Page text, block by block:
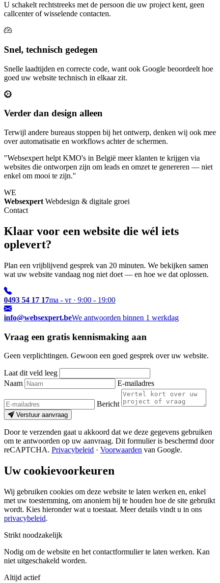
U schakelt rechtstreeks met de persoon die uw project kent, geen
callcenter of wisselende contacten.
Snel, technisch gedegen
Snelle laadtijden en correcte code, want ook Google beoordeelt hoe
goed uw website technisch in elkaar zit.
Verder dan design alleen
Terwijl andere bureaus stoppen bij het ontwerp, denken wij ook mee
over automatisatie en workflows achter de schermen.
"Websexpert helpt KMO's in België meer klanten te krijgen via
websites die ontworpen zijn om leads en omzet te genereren — niet
enkel om mooi te zijn."
WE
Websexpert Webdesign & digitale groei
Contact
Klaar voor een website die wél iets
oplevert?
Plan een vrijblijvend gesprek van 20 minuten. We bekijken samen
wat uw website vandaag nog niet doet — en hoe we dat oplossen.
0493 54 17 17ma - vr · 9:00 - 19:00
info@websexpert.beWe antwoorden binnen 1 werkdag
Vraag een gratis kennismaking aan
Geen verplichtingen. Gewoon een goed gesprek over uw website.
Laat dit veld leeg
Naam
E-mailadres
Bericht
Verstuur aanvraag
Door te verzenden gaat u akkoord dat we deze gegevens gebruiken
om te antwoorden op uw aanvraag. Dit formulier is beschermd door
reCAPTCHA. Privacybeleid · Voorwaarden van Google.
Uw cookievoorkeuren
Wij gebruiken cookies om deze website te laten werken en, enkel
met uw toestemming, om anoniem bij te houden hoe de site gebruikt
wordt. Kies hieronder wat u toestaat. Meer details vindt u in ons
privacybeleid.
Strikt noodzakelijk
Nodig om de website en het contactformulier te laten werken. Kan
niet uitgeschakeld worden.
Altijd actief